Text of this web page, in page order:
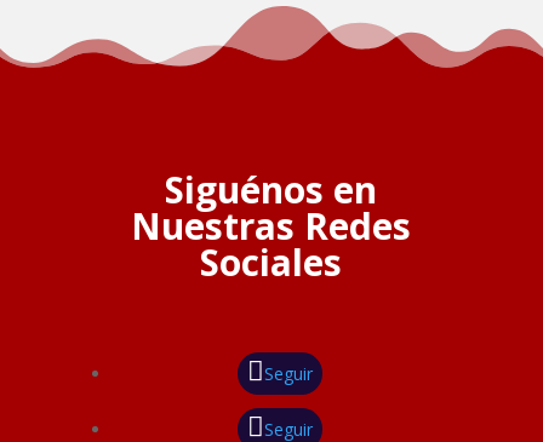
Siguénos en
Nuestras Redes
Sociales
Seguir
Seguir